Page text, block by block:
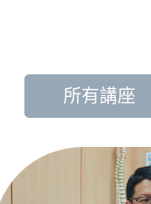
所有講座